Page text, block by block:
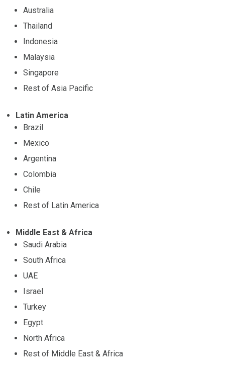
Australia
Thailand
Indonesia
Malaysia
Singapore
Rest of Asia Pacific
Latin America
Brazil
Mexico
Argentina
Colombia
Chile
Rest of Latin America
Middle East & Africa
Saudi Arabia
South Africa
UAE
Israel
Turkey
Egypt
North Africa
Rest of Middle East & Africa